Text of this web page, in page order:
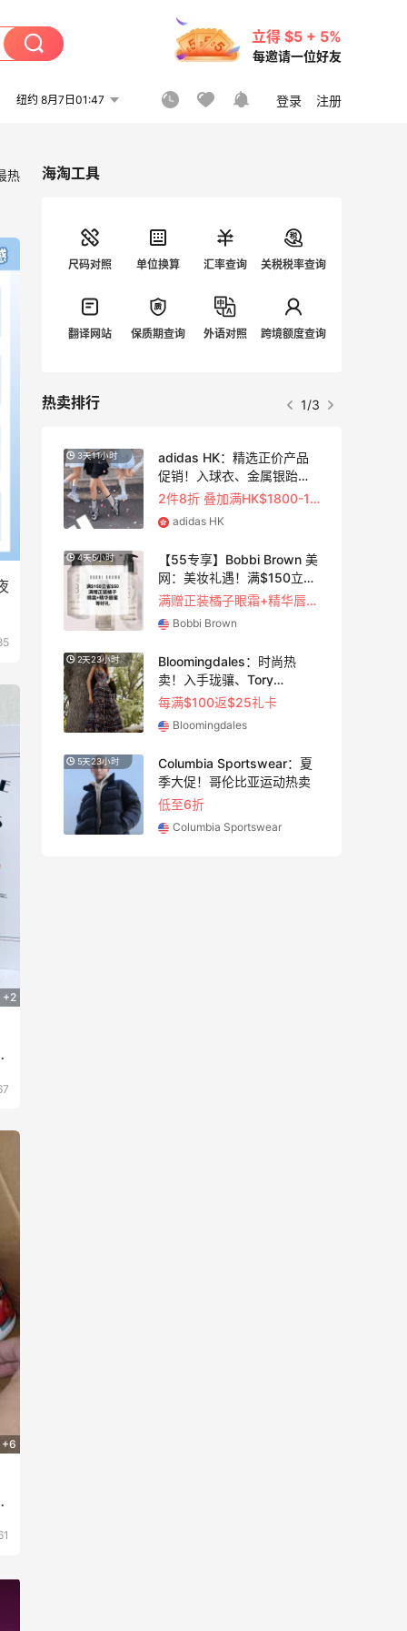
立得 $5 + 5%
每邀请一位好友
纽约 8月7日01:47 登录 注册
热
+2
+6
海淘工具
尺码对照 单位换算 汇率查询 关税税率查询
翻译网站 保质期查询 外语对照 跨境额度查询
热卖排行 1/3
大
3天11小时
adidas HK：精选正价产品
促销！入球衣、金属银跆拳
道鞋等
2件8折 叠加满HK$1800-100
adidas HK
4天5小时
【55专享】Bobbi Brown 美
网：美妆礼遇！满$150立省
$50
满赠正装橘子眼霜+精华唇蜜等好礼
Bobbi Brown
2天23小时
Bloomingdales：时尚热
卖！入手珑骧、Tory
Burch、拉夫劳伦等
每满$100返$25礼卡
Bloomingdales
5天23小时
Columbia Sportswear：夏
季大促！哥伦比亚运动热卖
低至6折
Columbia Sportswear